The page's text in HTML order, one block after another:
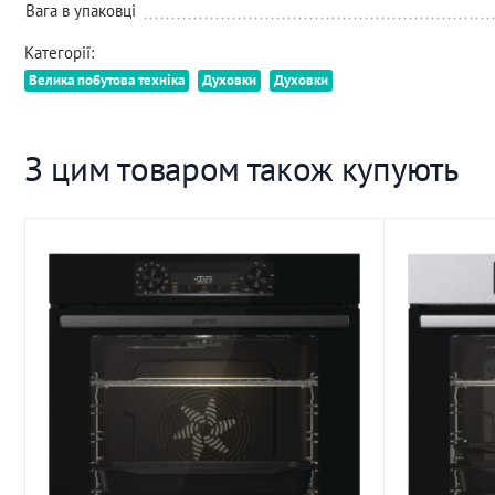
Вага в упаковці
Категорії:
Велика побутова техніка Духовки Духовки
З цим товаром також купують